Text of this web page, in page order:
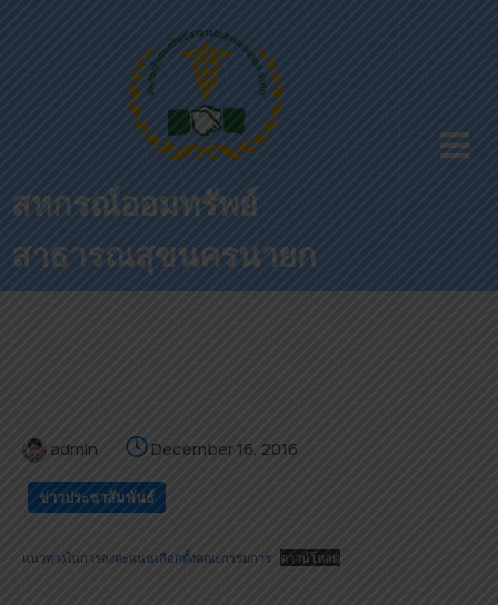
สหกรณ์ออมทรัพย์
สาธารณสุขนครนายก
admin December 16, 2016
ข่าวประชาสัมพันธ์
แนวทางในการลงคะแนนเลือกตั้งคณะกรรมการ ดาวน์โหลด